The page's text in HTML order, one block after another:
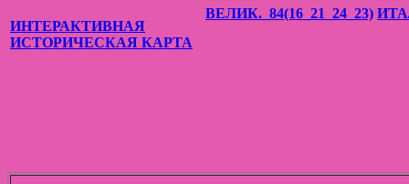
ИНТЕРАКТИВНАЯ
ИСТОРИЧЕСКАЯ КАРТА
ВЕЛИК._84(16_21_24_23)